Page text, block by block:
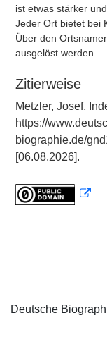
ist etwas stärker
Jeder Ort bietet bei
Über den
ausgelöst werden.
Zitierweise
Metzler, Josef,
https://
biographie.de/
[06.08.2026].
Deutsche